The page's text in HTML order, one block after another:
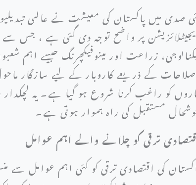
صدی میں پاکستان کی معیشت نے عالمی
پر واضح توجہ دی گئی ہے ، جس
زراعت اور مینوفیکچرنگ جیسے
کے ذریعے کاروبار کے لیے سازگار
کو راغب کرنا شروع ہو گیا ہے۔ یہ لچکدار
مستقبل کی راہ ہموار ہوتی ہے۔
ترقی کو چلانے والے اہم عوامل
کی اقتصادی ترقی کو کئی اہم عوامل